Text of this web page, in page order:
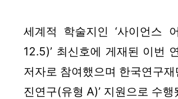
세계적 학술지인 ‘사이언스
12.5)’ 최신호에 게재된 이번
저자로 참여했으며 한국연구재
진연구(유형 A)’ 지원으로 수행